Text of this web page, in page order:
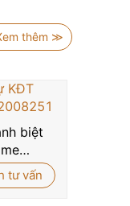
tưởng cho
nhân và
thêm ≫
biệt
tư vấn